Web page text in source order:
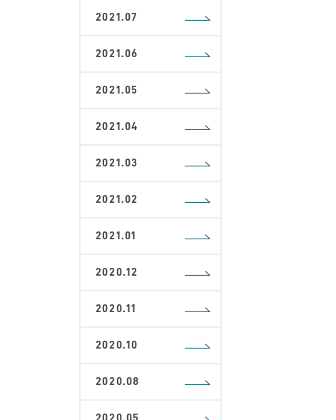
2021.07
2021.06
2021.05
2021.04
2021.03
2021.02
2021.01
2020.12
2020.11
2020.10
2020.08
2020.05